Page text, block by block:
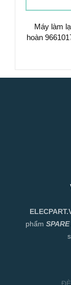
Máy làm
hoàn
phẩm